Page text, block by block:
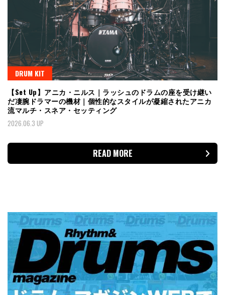
DRUM KIT
【Set Up】アニカ・ニルス｜ラッシュのドラムの座を受け継い
だ凄腕ドラマーの機材｜個性的なスタイルが凝縮されたアニカ
流マルチ・スネア・セッティング
2026.06.3 UP
READ MORE